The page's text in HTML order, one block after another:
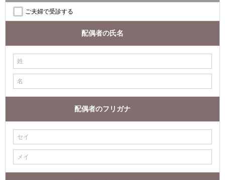
ご夫婦で受診する
配偶者の氏名
配偶者のフリガナ